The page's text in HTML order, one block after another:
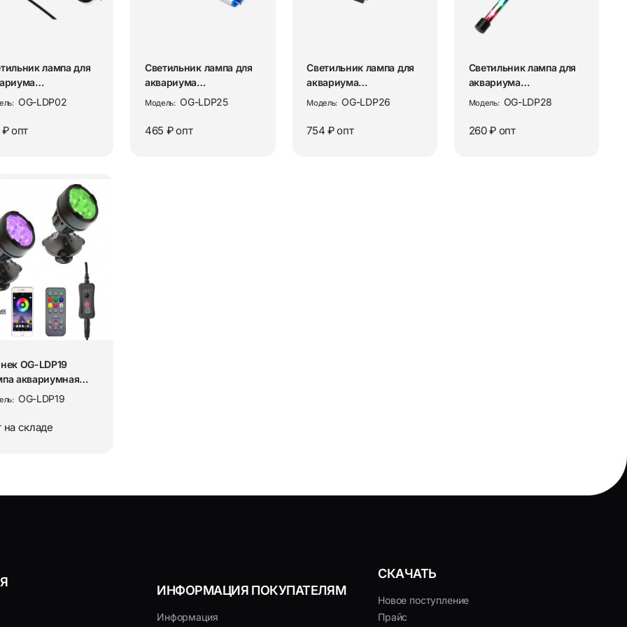
и уход
Аптечки тактические
Универсальные пульты ДУ
лампа для
БЕЛАЯ
OG-LDP02
₽опт
Светильник лампа для
аквариума
светодиодная БЕЛЫЙ
Модель: OG-LDP25
465 ₽опт
Светильник лампа для
аквариума
светодиодная ТЕПЛАЯ
Модель: OG-LDP26
754 ₽опт
Светильник лампа для
аквариума
светодиодная цветная
Модель: OG-LDP28
260 ₽ опт
OG-LDP19
аквариумная
(2 штуки, APP,
OG-LDP19
на складе
ИНФОРМАЦИЯ ПОКУПАТЕЛЯМ
Информация
СКАЧАТЬ
Новое поступление
Прайс